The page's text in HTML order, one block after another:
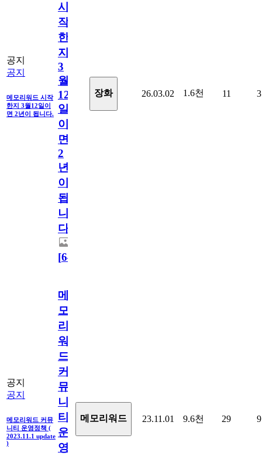
공지
공지
메모리워드 시작
한지 3월12일이
면 2년이 됩니다.
시
작
한
지
3
월
12
일
이
면
2
년
이
됩
니
다.
[64
장화 26.03.02 1.6천 11 3
공지
공지
메모리워드 커뮤
니티 운영정책 (
2023.11.1 update
)
메
모
리
워
드
커
뮤
니
티
운
영
메모리워드 23.11.01 9.6천 29 9